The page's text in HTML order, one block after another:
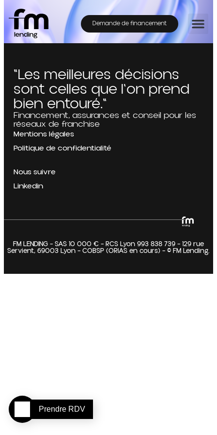
Demande de financement
"Les meilleures décisions
sont celles que l'on prend
bien entouré."
Financement, assurances et conseil pour les
réseaux de franchise
Mentions légales
Politique de confidentialité
Nous suivre
Linkedin
FM LENDING – SAS 10 000 € – RCS Lyon 993 838 739 – 129 rue
Servient, 69003 Lyon – COBSP (ORIAS en cours) – © FM Lending.
Prendre RDV